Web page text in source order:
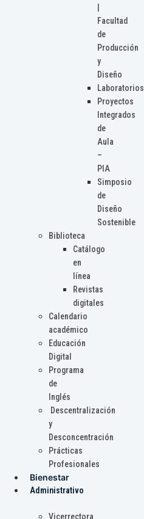
Facultad
de
Producción
y
Diseño
Laboratorios
Proyectos
Integrados
de
Aula
–
PIA
Simposio
de
Diseño
Sostenible
Biblioteca
Catálogo
en
línea
Revistas
digitales
Calendario
académico
Educación
Digital
Programa
de
Inglés
Descentralización
y
Desconcentración
Prácticas
Profesionales
Bienestar
Administrativo
Vicerrectora